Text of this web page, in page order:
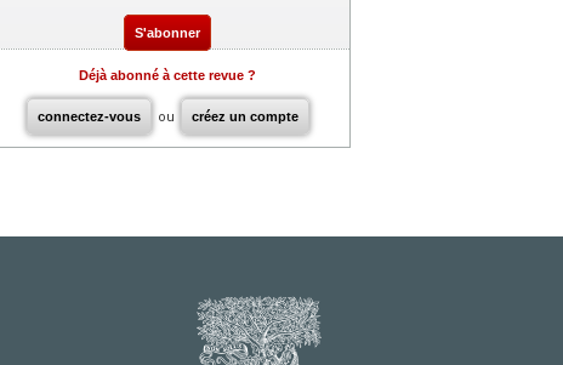
S'abonner
Déjà abonné à cette revue ?
connectez-vous ou créez un compte